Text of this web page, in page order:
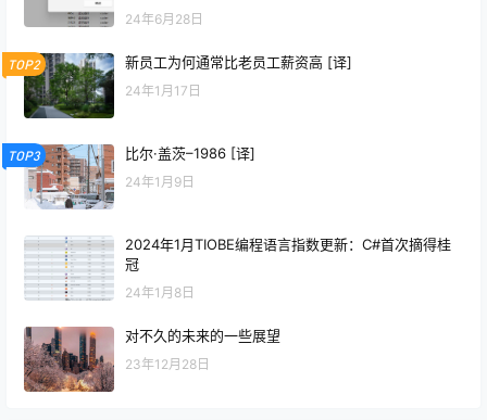
24年6月28日
TOP2 新员工为何通常比老员工薪资高 [译]
24年1月17日
TOP3 比尔·盖茨–1986 [译]
24年1月9日
2024年1月TIOBE编程语言指数更新：C#首次摘得桂
冠
24年1月8日
对不久的未来的一些展望
23年12月28日